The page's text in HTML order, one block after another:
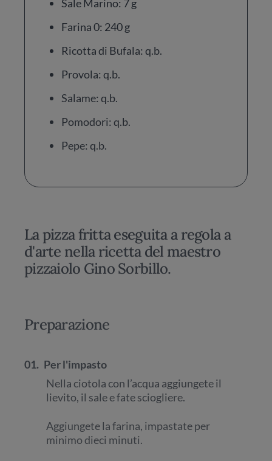
Sale Marino: 7 g
Farina 0: 240 g
Ricotta di Bufala: q.b.
Provola: q.b.
Salame: q.b.
Pomodori: q.b.
Pepe: q.b.
La pizza fritta eseguita a regola a
d'arte nella ricetta del maestro
pizzaiolo Gino Sorbillo.
Preparazione
01. Per l'impasto
Nella ciotola con l’acqua aggiungete il
lievito, il sale e fate sciogliere.
Aggiungete la farina, impastate per
minimo dieci minuti.